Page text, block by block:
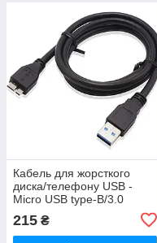
Кабель для жорсткого
диска/телефону USB -
Micro USB type-B/3.0
215 ₴